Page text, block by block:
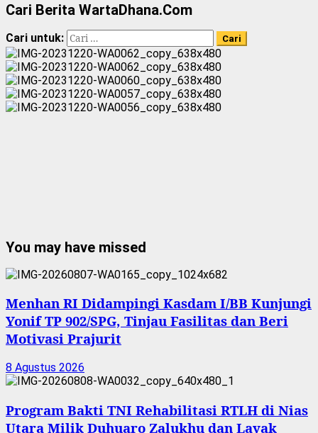
Cari Berita WartaDhana.Com
Cari untuk:
You may have missed
Menhan RI Didampingi Kasdam I/BB Kunjungi
Yonif TP 902/SPG, Tinjau Fasilitas dan Beri
Motivasi Prajurit
8 Agustus 2026
Program Bakti TNI Rehabilitasi RTLH di Nias
Utara Milik Duhuaro Zalukhu dan Layak